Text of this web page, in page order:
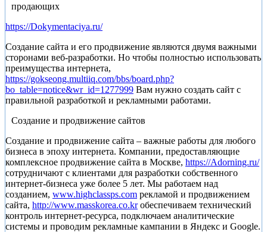
продающих
https://Dokymentaciya.ru/
Создание сайта и его продвижение являются двумя важными
сторонами веб-разработки. Но чтобы полностью использовать
преимущества интернета,
https://gokseong.multiiq.com/bbs/board.php?
bo_table=notice&wr_id=1277999 Вам нужно создать сайт с
правильной разработкой и рекламными работами.
Создание и продвижение сайтов
Создание и продвижение сайта – важные работы для любого
бизнеса в эпоху интернета. Компании, предоставляющие
комплексное продвижение сайта в Москве, https://Adorning.ru/
сотрудничают с клиентами для разработки собственного
интернет-бизнеса уже более 5 лет. Мы работаем над
созданием, www.highclassps.com рекламой и продвижением
сайта, http://www.masskorea.co.krобеспечиваем технический
контроль интернет-ресурса, подключаем аналитические
системы и проводим рекламные кампании в Яндекс и Google.